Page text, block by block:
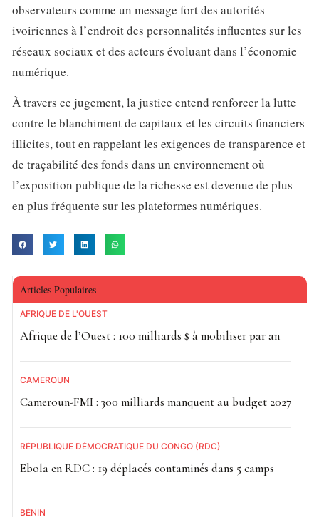
observateurs comme un message fort des autorités
ivoiriennes à l’endroit des personnalités influentes sur les
réseaux sociaux et des acteurs évoluant dans l’économie
numérique.
À travers ce jugement, la justice entend renforcer la lutte
contre le blanchiment de capitaux et les circuits financiers
illicites, tout en rappelant les exigences de transparence et
de traçabilité des fonds dans un environnement où
l’exposition publique de la richesse est devenue de plus
en plus fréquente sur les plateformes numériques.
Articles Populaires
AFRIQUE DE L'OUEST
Afrique de l’Ouest : 100 milliards $ à mobiliser par an
CAMEROUN
Cameroun-FMI : 300 milliards manquent au budget 2027
RÉPUBLIQUE DÉMOCRATIQUE DU CONGO (RDC)
Ebola en RDC : 19 déplacés contaminés dans 5 camps
BÉNIN